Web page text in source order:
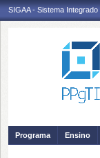
SIGAA - Sistema
Programa Ensino